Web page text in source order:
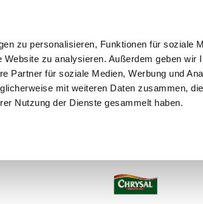
zu personalisieren, Funktionen für soziale
zu analysieren. Außerdem geben wir
Partner für soziale Medien, Werbung und
mit weiteren Daten zusammen,
Nutzung der Dienste gesammelt haben.
Aktuelles Ratgeber
& Sträucher Langzeitdünger, 900 g